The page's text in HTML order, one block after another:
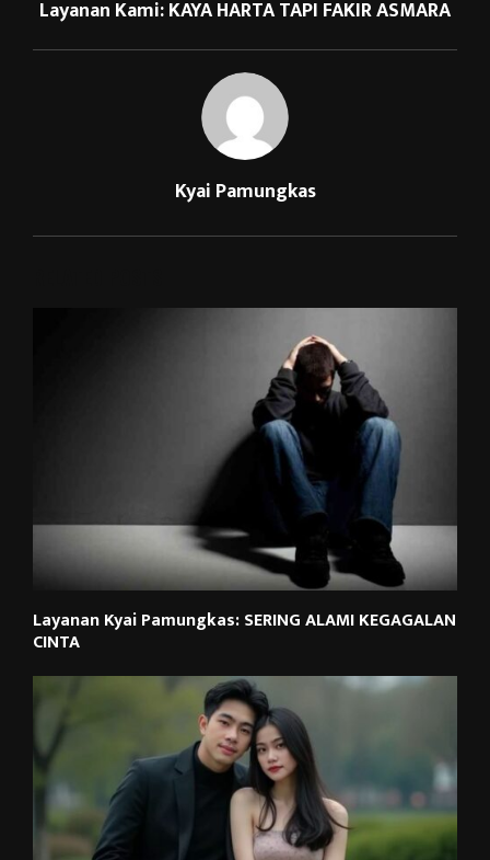
Layanan Kami: KAYA HARTA TAPI FAKIR ASMARA
Kyai Pamungkas
Layanan Kyai Pamungkas: SERING ALAMI KEGAGALAN
CINTA